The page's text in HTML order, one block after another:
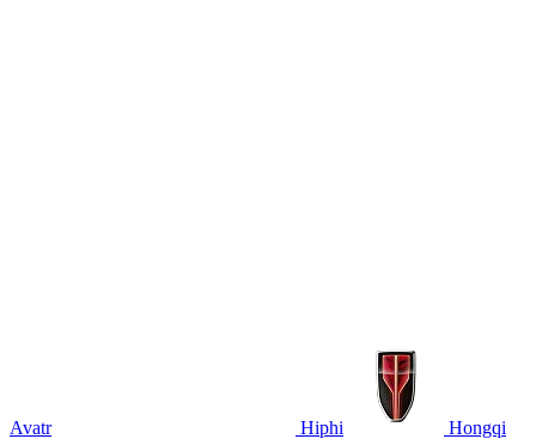
Avatr Hiphi Hongqi